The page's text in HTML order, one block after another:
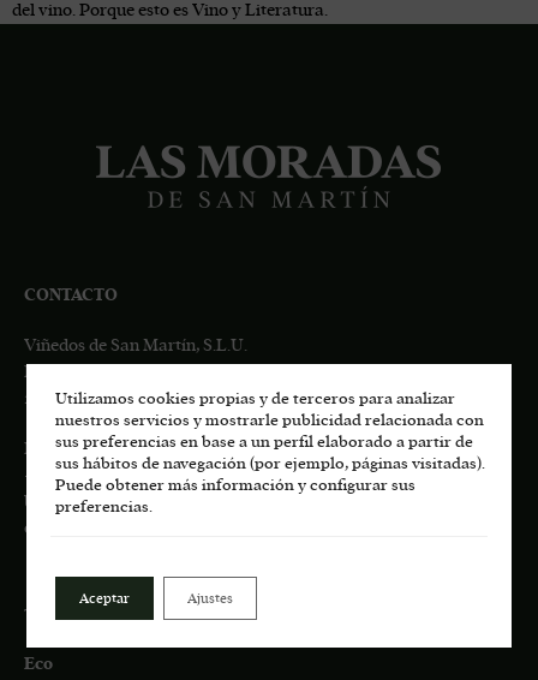
del vino. Porque esto es Vino y Literatura.
CONTACTO
Viñedos de San Martín, S.L.U.
Pago de Los Castillejos, Ctra. M-541 Km 4,7
28680 San Martín de Valdeiglesias, MADRID
Información general:
+34
617 00 75 77
bodega.lasmoradas@grupoenate.es
enoturismo.lasmoradas@grupoenate.es
Tienda
Eco
Utilizamos cookies propias y de terceros para analizar
nuestros servicios y mostrarle publicidad relacionada con
sus preferencias en base a un perfil elaborado a partir de
sus hábitos de navegación (por ejemplo, páginas visitadas).
Puede obtener más información y configurar sus
preferencias.
Aceptar Ajustes